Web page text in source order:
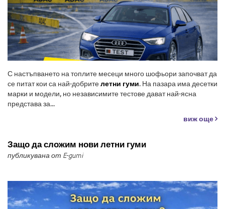
С настъпването на топлите месеци много шофьори започват да
се питат кои са най-добрителетни гуми. На пазара има десетки
марки и модели, но независимите тестове дават най-ясна
представа за...
виж още
Защо да сложим нови летни гуми
публикувана от E-gumi